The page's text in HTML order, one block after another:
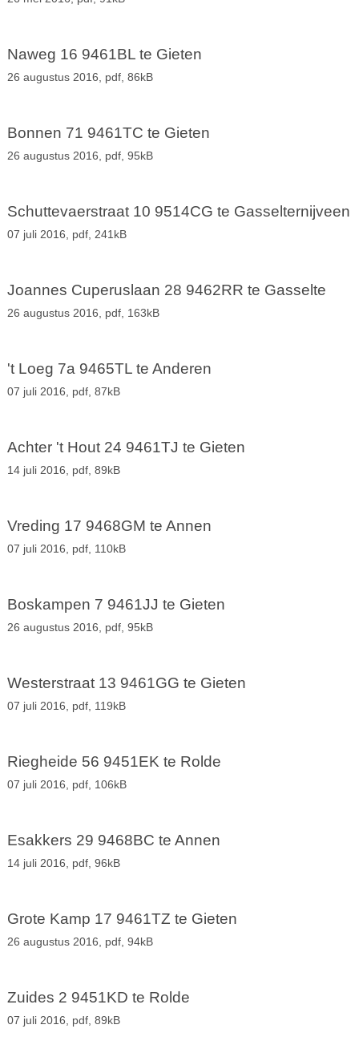
Naweg 16 9461BL te Gieten
26 augustus 2016, pdf, 86kB
Bonnen 71 9461TC te Gieten
26 augustus 2016, pdf, 95kB
Schuttevaerstraat 10 9514CG te Gasselternijveen
07 juli 2016, pdf, 241kB
Joannes Cuperuslaan 28 9462RR te Gasselte
26 augustus 2016, pdf, 163kB
't Loeg 7a 9465TL te Anderen
07 juli 2016, pdf, 87kB
Achter 't Hout 24 9461TJ te Gieten
14 juli 2016, pdf, 89kB
Vreding 17 9468GM te Annen
07 juli 2016, pdf, 110kB
Boskampen 7 9461JJ te Gieten
26 augustus 2016, pdf, 95kB
Westerstraat 13 9461GG te Gieten
07 juli 2016, pdf, 119kB
Riegheide 56 9451EK te Rolde
07 juli 2016, pdf, 106kB
Esakkers 29 9468BC te Annen
14 juli 2016, pdf, 96kB
Grote Kamp 17 9461TZ te Gieten
26 augustus 2016, pdf, 94kB
Zuides 2 9451KD te Rolde
07 juli 2016, pdf, 89kB